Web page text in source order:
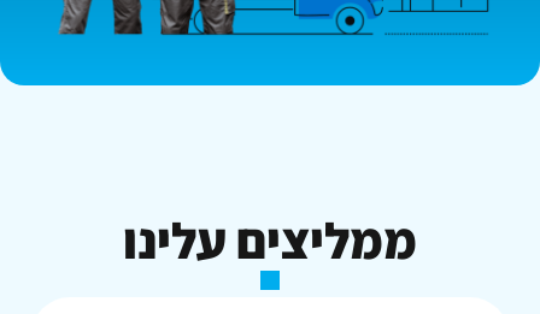
ממליצים עלינו